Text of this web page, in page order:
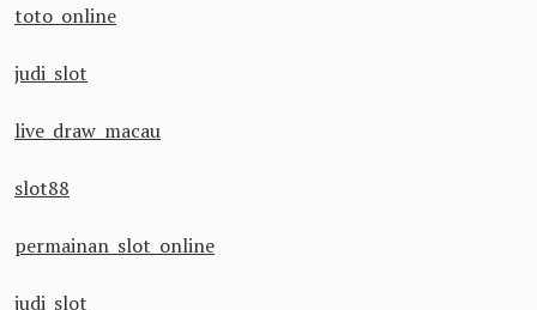
toto online
judi slot
live draw macau
slot88
permainan slot online
judi slot